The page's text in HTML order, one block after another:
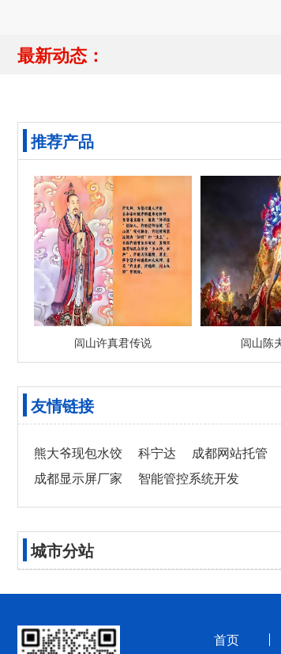
最新动态：
推荐产品
闾山许真君传说 闾山陈
友情链接
熊大爷现包水饺 科宁达 成都网站托管
成都显示屏厂家
智能管控系统开发
城市分站
首页